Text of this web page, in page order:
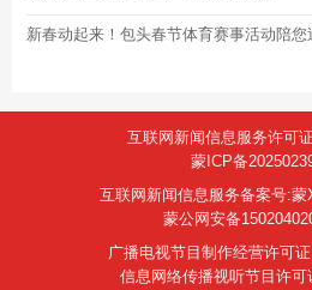
新春动起来！包头春节体育赛事活动陪您
互联网新闻信息服务许可
蒙ICP备
互联网新闻信息服务备案号:蒙
蒙公网安备
广播电视节目制作经营许可
信息网络传播视听节目许可